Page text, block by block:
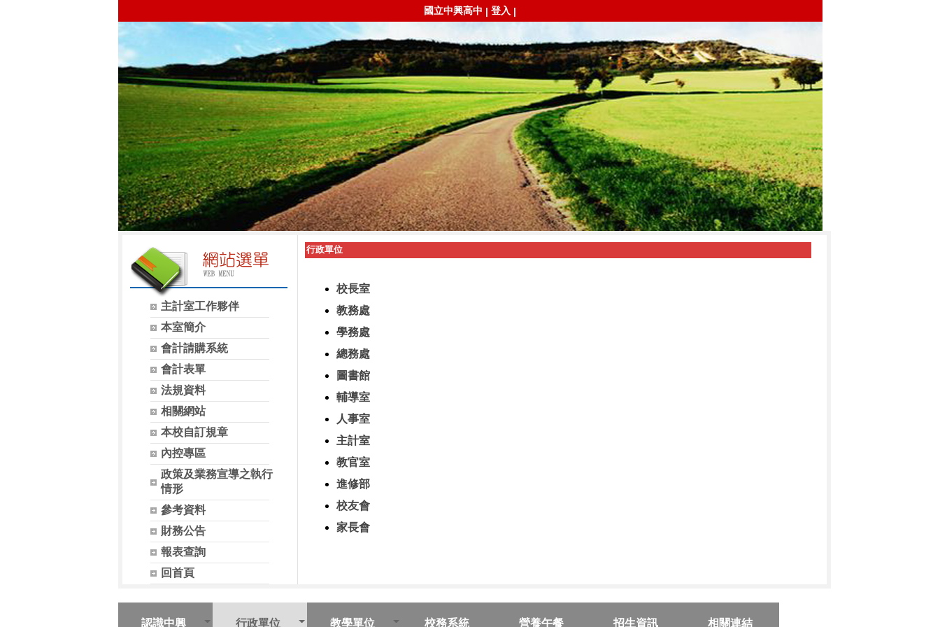
國立中興高中 | 登入 |
主計室工作夥伴
本室簡介
會計請購系統
會計表單
法規資料
相關網站
本校自訂規章
內控專區
政策及業務宣導之執行
情形
參考資料
財務公告
報表查詢
回首頁
行政單位
校長室
教務處
學務處
總務處
圖書館
輔導室
人事室
主計室
教官室
進修部
校友會
家長會
認識中興 行政單位 教學單位 校務系統 營養午餐 招生資訊 相關連結